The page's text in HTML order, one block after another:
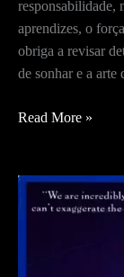
responsabilidade,
aprendizes, o
obriga a revisar
de sonhar e a arte
O
Águia
Read More »